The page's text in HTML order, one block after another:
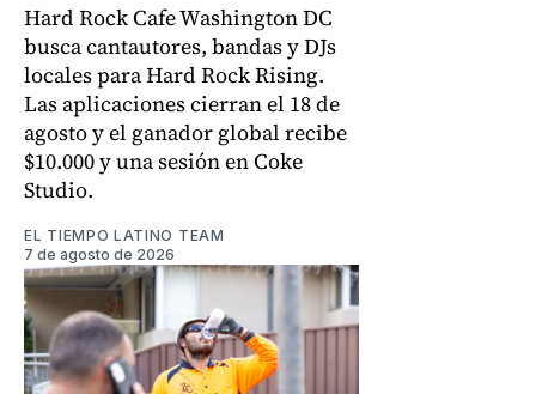
Hard Rock Cafe Washington DC
busca cantautores, bandas y DJs
locales para Hard Rock Rising.
Las aplicaciones cierran el 18 de
agosto y el ganador global recibe
$10.000 y una sesión en Coke
Studio.
EL TIEMPO LATINO TEAM
7 de agosto de 2026